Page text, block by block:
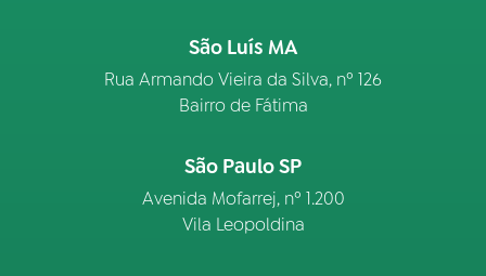
São Luís MA
Rua Armando Vieira da Silva, nº 126
Bairro de Fátima
São Paulo SP
Avenida Mofarrej, nº 1.200
Vila Leopoldina